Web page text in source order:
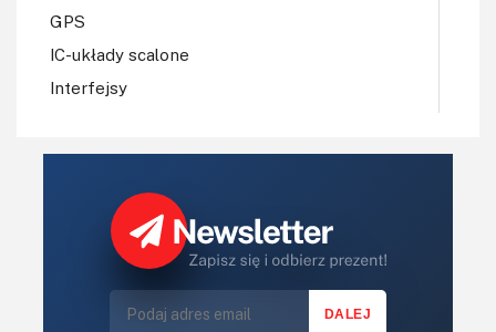
GPS
IC-układy scalone
Interfejsy
Koła Naukowe
LED/LCD/OLED
Mechatronika